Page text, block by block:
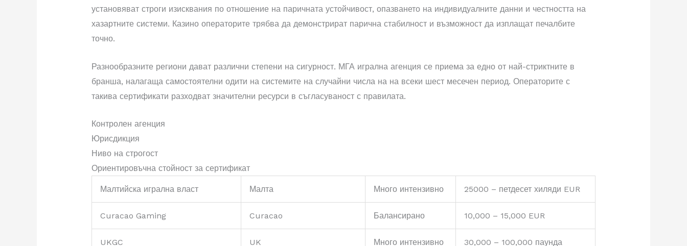
установяват строги изисквания по отношение на паричната устойчивост, опазването на индивидуалните данни и честността на
хазартните системи. Казино операторите трябва да демонстрират парична стабилност и възможност да изплащат печалбите
точно.
Разнообразните региони дават различни степени на сигурност. МГА игрална агенция се приема за едно от най-стриктните в
бранша, налагаща самостоятелни одити на системите на случайни числа на на всеки шест месечен период. Операторите с
такива сертификати разходват значителни ресурси в съгласуваност с правилата.
Контролен агенция
Юрисдикция
Ниво на строгост
Ориентировъчна стойност за сертификат
Малтийска игрална власт Малта Много интензивно 25000 – петдесет хиляди EUR
Curacao Gaming Curacao Балансирано 10,000 – 15,000 EUR
UKGC UK Много интензивно 30,000 – 100,000 паунда